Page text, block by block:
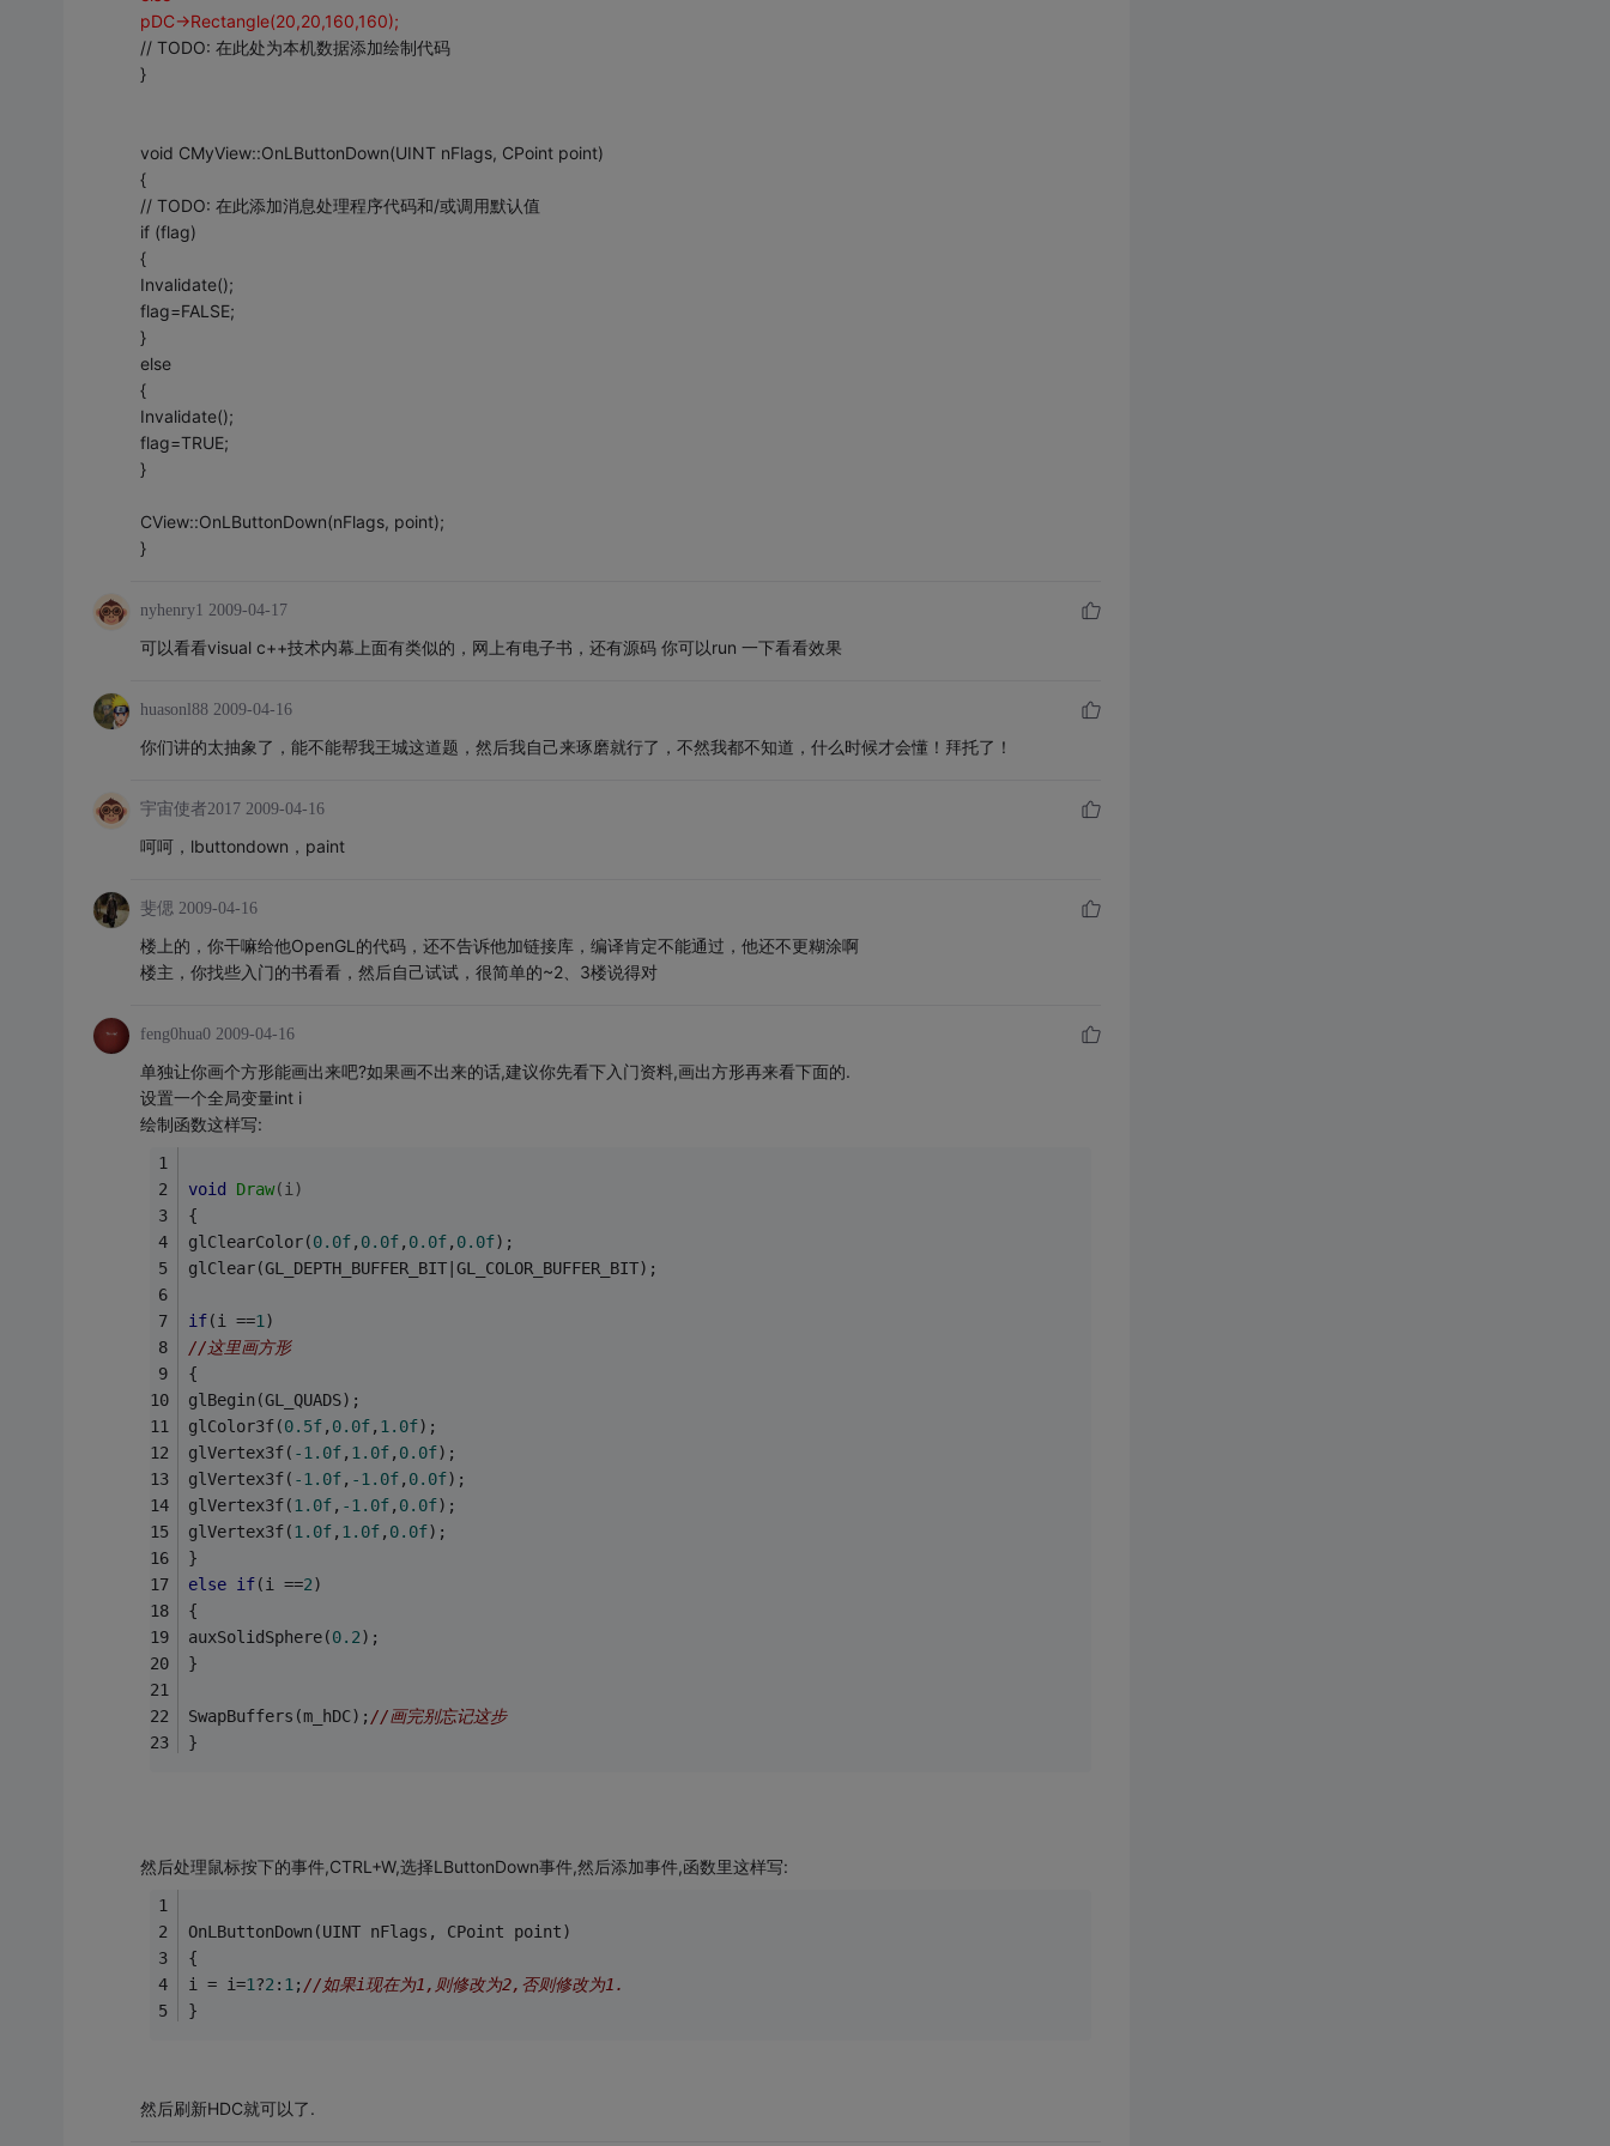
pDC->Rectangle(20,20,160,160);
// TODO: 在此处为本机数据添加绘制代码
}
void CMyView::OnLButtonDown(UINT nFlags, CPoint point)
{
// TODO: 在此添加消息处理程序代码和/或调用默认值
if (flag)
{
Invalidate();
flag=FALSE;
}
else
{
Invalidate();
flag=TRUE;
}
CView::OnLButtonDown(nFlags, point);
}
nyhenry1 2009-04-17
可以看看visual c++技术内幕上面有类似的，网上有电子书，还有源码 你可以run 一下看看效果
huasonl88 2009-04-16
你们讲的太抽象了，能不能帮我王城这道题，然后我自己来琢磨就行了，不然我都不知道，什么时候才会懂！拜托了！
宇宙使者2017 2009-04-16
呵呵，lbuttondown，paint
斐偲 2009-04-16
楼上的，你干嘛给他OpenGL的代码，还不告诉他加链接库，编译肯定不能通过，他还不更糊涂啊
楼主，你找些入门的书看看，然后自己试试，很简单的~2、3楼说得对
feng0hua0 2009-04-16
单独让你画个方形能画出来吧?如果画不出来的话,建议你先看下入门资料,画出方形再来看下面的.
设置一个全局变量int i
绘制函数这样写:
void Draw(i)
{
glClearColor(0.0f, 0.0f, 0.0f, 0.0f);
glClear(GL_DEPTH_BUFFER_BIT|GL_COLOR_BUFFER_BIT);
if(i ==1 )
//这里画方形
{
glBegin(GL_QUADS);
glColor3f(0.5f, 0.0f, 1.0f
glVertex3f( -1.0f, 1.0f, 0.0f);
glVertex3f( -1.0f, -1.0f, 0.0f);
glVertex3f(1.0f, -1.0f, 0.0f);
glVertex3f(1.0f, 1.0f, 0.0f);
}
else if(i ==2)
{
auxSolidSphere(0.2);
}
SwapBuffers(m_hDC); //画完别忘记这步
}
然后处理鼠标按下的事件,CTRL+W,选择LButtonDown事件,然后添加事件,函数里这样写:
OnLButtonDown(UINT nFlags, CPoint point)
{
i = i=1?2 : 1 ; //如果i现在为1,则修改为2,否则修改为1.
}
然后刷新HDC就可以了.